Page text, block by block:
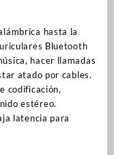
hasta la
Bluetooth
hacer llamadas
atado por cables.
codificación,
estéreo.
latencia para